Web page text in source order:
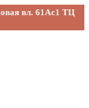
вл. 61Ас1 ТЦ